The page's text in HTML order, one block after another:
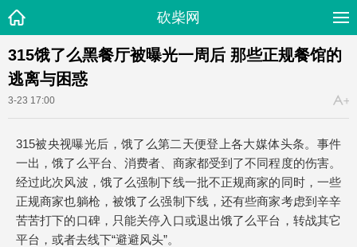
砍柴网
315饿了么黑餐厅被曝光一周后 那些正规餐馆的
逃离与困惑
3-23 17:00
315被央视曝光后，饿了么第二天便登上各大媒体头条。事件
一出，饿了么平台、消费者、商家都受到了不同程度的伤害。
经过此次风波，饿了么强制下线一批不正规商家的同时，一些
正规商家也躺枪，被饿了么强制下线，还有些商家考虑到辛辛
苦苦打下的口碑，只能关停入口或退出饿了么平台，转战其它
平台，或者去线下“避避风头”。